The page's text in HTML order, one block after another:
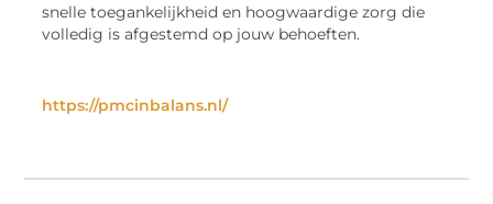
snelle toegankelijkheid en hoogwaardige zorg die
volledig is afgestemd op jouw behoeften.
https://pmcinbalans.nl/